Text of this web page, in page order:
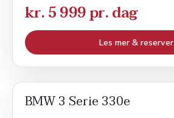
kr. 5 999 pr. dag
Les mer & reserver
POPULÆR
BMW 3 Serie 330e